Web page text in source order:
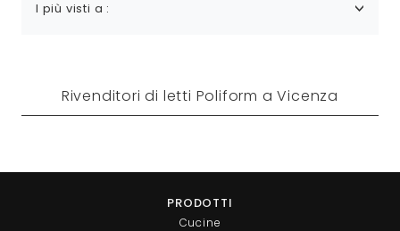
I più visti a :
Rivenditori di letti Poliform a Vicenza
PRODOTTI
Cucine